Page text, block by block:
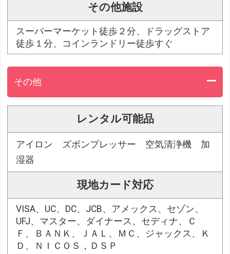
その他施設
スーパーマーケット徒歩２分、ドラッグストア
徒歩１分、コインランドリー徒歩すぐ
その他
レンタル可能品
アイロン ズボンプレッサー 空気清浄機 加
湿器
現地カード対応
VISA、UC、DC、JCB、アメックス、セゾン、
UFJ、マスター、ダイナース、セディナ、Ｃ
Ｆ、ＢＡＮＫ、ＪＡＬ、ＭＣ、ジャックス、Ｋ
Ｄ、ＮＩＣＯＳ，ＤＳＰ